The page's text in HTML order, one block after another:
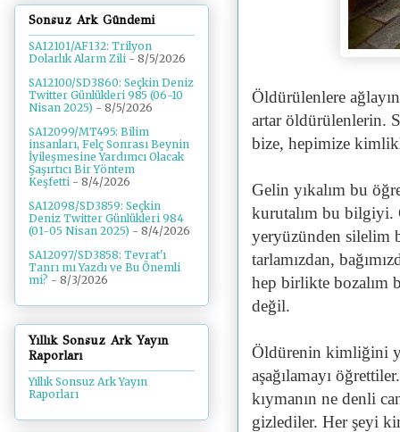
Öldürülenlere
artar öldürülenlerin.
bize, hepimize
Gelin yıkalım bu
kurutalım bu
yeryüzünden silelim
tarlamızdan,
hep birlikte bozalım
değil.
Öldürenin kimliğini
aşağılamayı
kıymanın ne denli
gizlediler. Her şeyi
Sonsuz Ark Gündemi
SA12101/AF132: Trilyon
Dolarlık Alarm Zili - 8/5/2026
SA12100/SD3860: Seçkin Deniz
Twitter Günlükleri 985 (06-10
Nisan 2025) - 8/5/2026
SA12099/MT495: Bilim
insanları, Felç Sonrası Beynin
İyileşmesine Yardımcı Olacak
Şaşırtıcı Bir Yöntem
Keşfetti - 8/4/2026
SA12098/SD3859: Seçkin
Deniz Twitter Günlükleri 984
(01-05 Nisan 2025) - 8/4/2026
SA12097/SD3858: Tevrat'ı
Tanrı mı Yazdı ve Bu Önemli
mi? - 8/3/2026
Yıllık Sonsuz Ark Yayın
Raporları
Yıllık Sonsuz Ark Yayın
Raporları